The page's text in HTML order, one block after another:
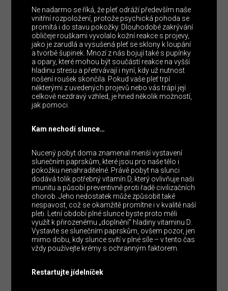
Ne nadarmo se říká, že pleť odráží především naše
vnitřní rozpoložení, protože psychická pohoda se
promítá i do stavu pokožky. Dlouhodobé zakrývání
obličeje rouškami vyvolalo kožní reakce s projevy,
jako je zarudlá a vysušená pleť se sklony k loupání
a tvorbě šupinek. Mnozí z nás bojují také s pupínky
a opary, které mohou být součástí reakce na vyšší
hladinu stresu a přetrvávají i nyní, kdy už nutnost
nošení roušek skončila. Pokud vaše pleť trpí
některými z uvedených projevů nebo vás trápí její
celkově nezdravý vzhled, je hned několik možností,
jak pomoci.
Kam nechodí slunce…
Nucený pobyt doma znamenal menší vystavení
slunečním paprskům, které jsou pro naše tělo i
pokožku nenahraditelné. Právě pobyt na slunci
dodává tolik potřebný vitamín D, který ovlivňuje naši
imunitu a působí preventivně proti řadě civilizačních
chorob. Jeho nedostatek může způsobit také
nespavost, což se okamžitě promítne i v kvalitě naší
pleti. Letní období plné slunce byste proto měli
využít k přirozenému „doplnění“ hladiny vitaminu D.
Vystavte se slunečním paprskům, ovšem pozor, jen
mimo dobu, kdy slunce svítí v plné síle – v tento čas
vždy používejte krémy s ochranným faktorem.
Restartujte jídelníček